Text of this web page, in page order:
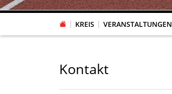
KREIS VERANSTALTUNGEN
Kontakt